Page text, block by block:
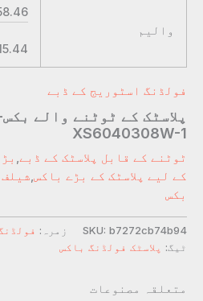
والیم
فولڈنگ اسٹوریج کے ڈبے
XS6040308W-1
ٹوٹنے کے قابل پلاسٹک کے ڈبے,
کے لیے پلاسٹک کے بڑے باکس,
بکس
SKU: b7272cb74b94 زمرہ:
ٹیگ: پلاسٹک فولڈنگ باکس
متعلقہ مصنوعات